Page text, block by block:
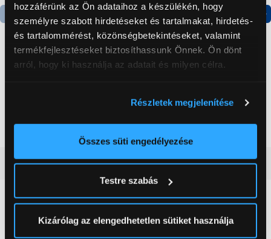
hozzáférünk az Ön adataihoz a készülékén, hogy
személyre szabott hirdetéseket és tartalmakat, hirdetés-
és tartalommérést, közönségbetekintéseket, valamint
termékfejlesztéseket biztosíthassunk Önnek. Ön dönt
arról, hogy ki használja az adatait és milyen célra.
elhelyezkedéséről pár méteres pontossággal
Az Ön készülékén beazonosítása annak konkrét
módjairól és adja meg preferenciáit aRészletek
pontban. Bármikor módosíthatja vagy visszavonhatja a
Sütinyilatkozathoz való hozzájárulását.
Részletek megjelenítése
Összes süti engedélyezése
Testre szabás
Kizárólag az elengedhetetlen sütiket használja
Gorenje NRS8182KX Side
Gorenje N619EAXL4
kombinált hűtőszekrény
Vásárlói vélemények(0)